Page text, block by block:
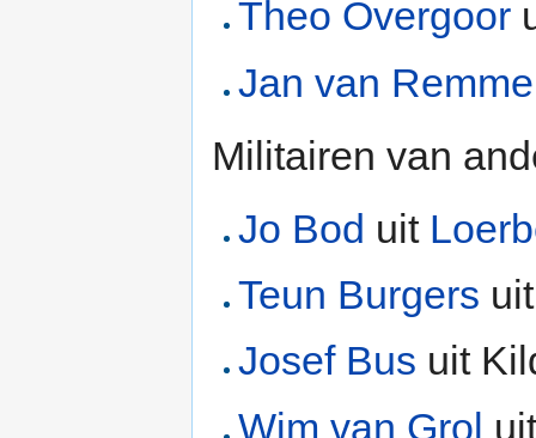
Theo Overgoor
Jan van
Militairen van
Jo Bod uit
Teun Burgers
Josef Bus uit
Wim van Grol